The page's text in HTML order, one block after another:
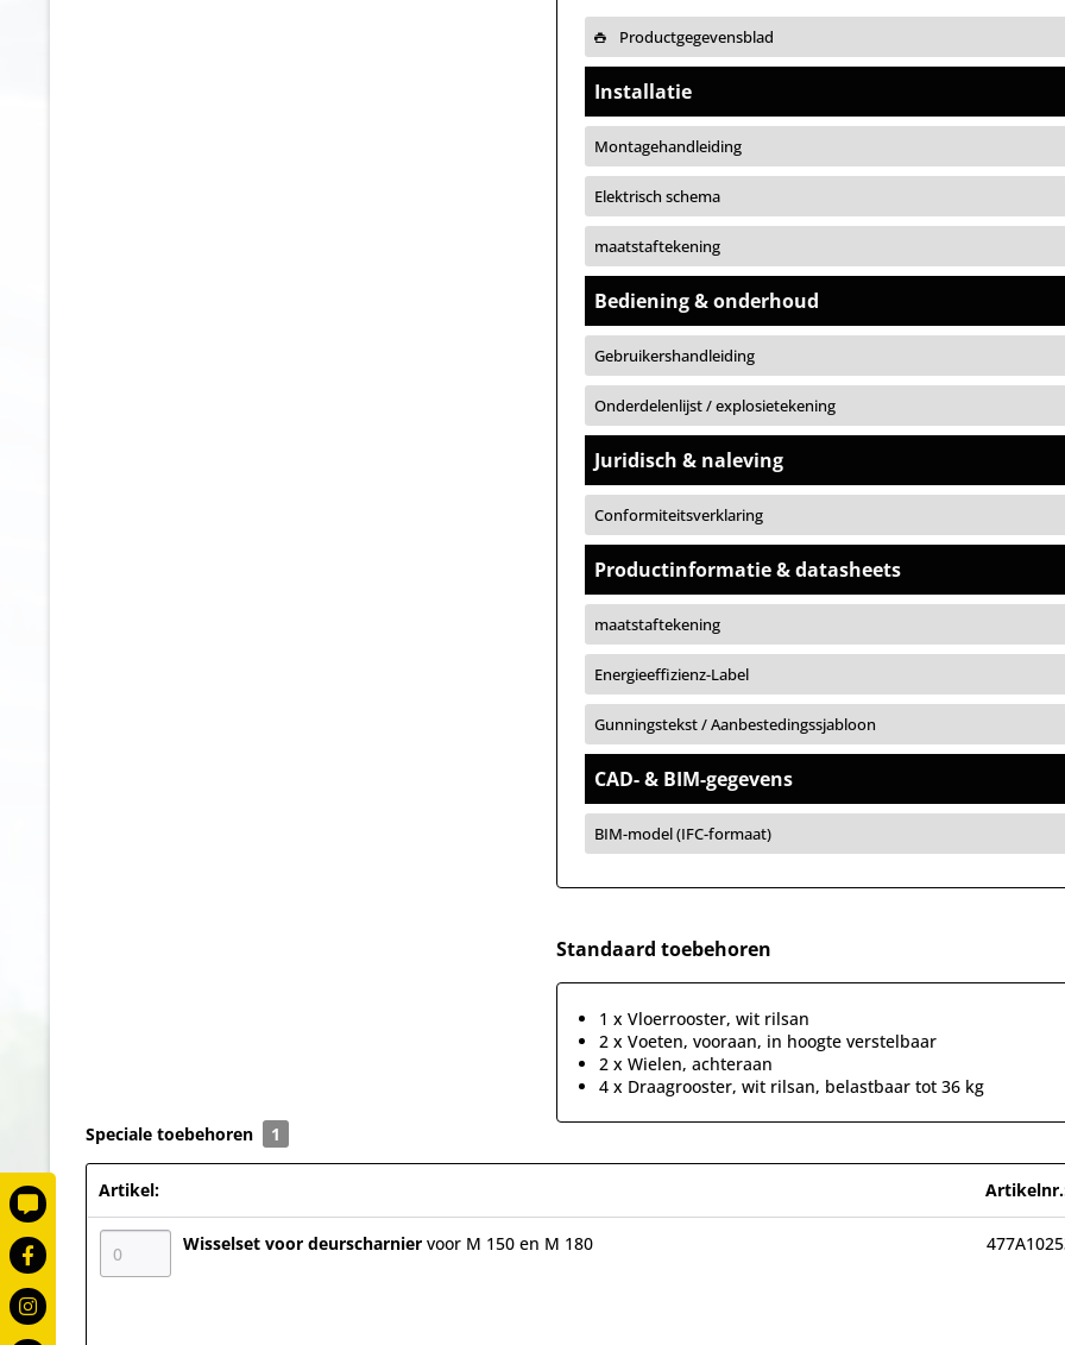
Productgegevensblad
Installatie
Montagehandleiding
Elektrisch schema
maatstaftekening
Bediening & onderhoud
Gebruikershandleiding
Onderdelenlijst / explosietekening
Juridisch & naleving
Conformiteitsverklaring
Productinformatie & datasheets
maatstaftekening
Energieeffizienz-Label
Gunningstekst / Aanbestedingssjabloon
CAD- & BIM-gegevens
BIM-model (IFC-formaat)
Standaard toebehoren
1 x Vloerrooster, wit rilsan
2 x Voeten, vooraan, in hoogte verstelbaar
2 x Wielen, achteraan
4 x Draagrooster, wit rilsan, belastbaar tot 36 kg
Speciale toebehoren 1
Artikel:
Wisselset voor deurscharnier voor M 150 en M 180